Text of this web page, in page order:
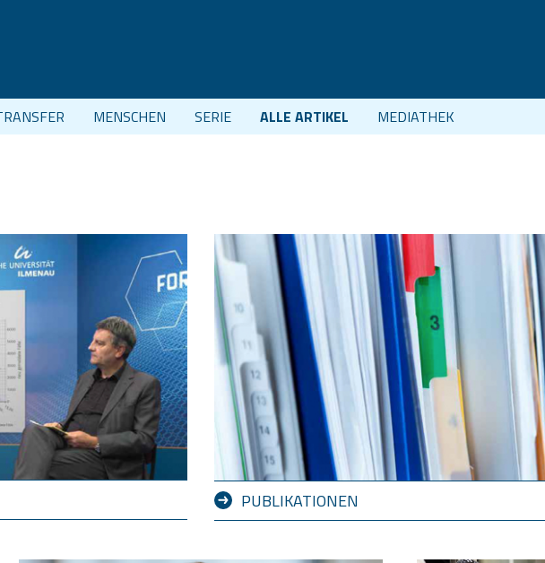
MENSCHEN SERIE ALLE ARTIKEL MEDIATHEK
PUBLIKATIONEN